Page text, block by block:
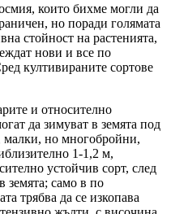
които бихме могли да
но поради голямата
стойност на растенията,
нови и все по
култивираните сортове
и относително
да зимуват в земята под
малки, но многобройни,
1-1,2 м,
устойчив сорт, след
земята; само в по
трябва да се изкопава